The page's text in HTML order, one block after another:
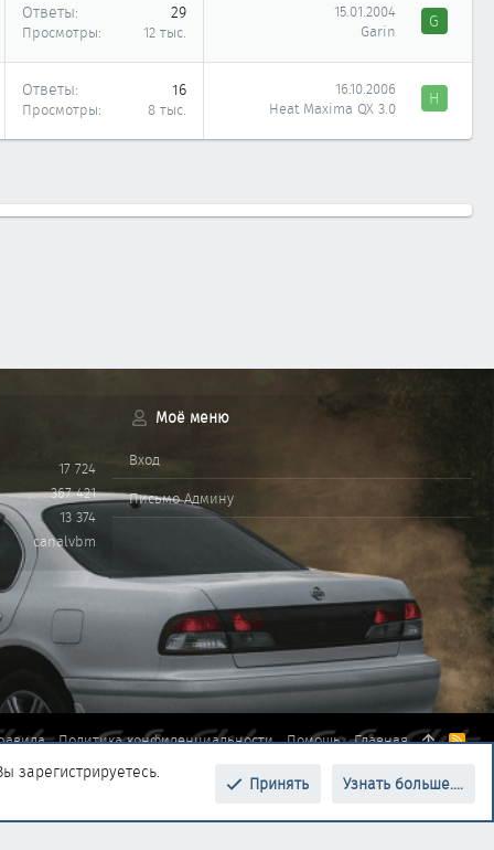
Ответы 29
Просмотры 12 тыс.
15.01.2004
Garin
G
Ответы 16
Просмотры 8 тыс.
16.10.2006
Heat Maxima QX 3.0
H
17 724
367 421
13 374
canalvbm
Моё меню
Вход
Письмо Админу
Политика конфиденциальности Помощь Главная
R
зарегистрируетесь.
Принять Узнать больше....